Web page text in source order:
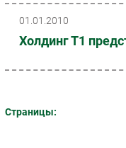
01.01.2010
Холдинг Т1
Страницы: